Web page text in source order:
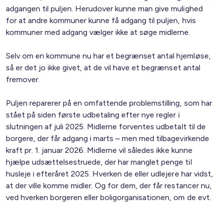
adgangen til puljen. Herudover kunne man give mulighed
for at andre kommuner kunne få adgang til puljen, hvis
kommuner med adgang vælger ikke at søge midlerne.
Selv om en kommune nu har et begrænset antal hjemløse,
så er det jo ikke givet, at de vil have et begrænset antal
fremover.
Puljen reparerer på en omfattende problemstilling, som har
stået på siden første udbetaling efter nye regler i
slutningen af juli 2025. Midlerne forventes udbetalt til de
borgere, der får adgang i marts – men med tilbagevirkende
kraft pr. 1. januar 2026. Midlerne vil således ikke kunne
hjælpe udsættelsestruede, der har manglet penge til
husleje i efteråret 2025. Hverken de eller udlejere har vidst,
at der ville komme midler. Og for dem, der får restancer nu,
ved hverken borgeren eller boligorganisationen, om de evt.